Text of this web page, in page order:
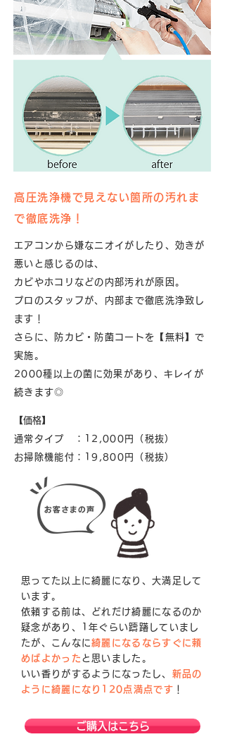
高圧洗浄機で見えない箇所の汚れま
で徹底洗浄！
エアコンから嫌なニオイがしたり、効きが
悪いと感じるのは、
カビやホコリなどの内部汚れが原因。
プロのスタッフが、内部まで徹底洗浄致し
ます！
さらに、防カビ・防菌コートを【無料】で
実施。
2000種以上の菌に効果があり、キレイが
続きます◎
​【価格】
通常タイプ ：12,000円（税抜）
お掃除機能付：19,800円（税抜）
思ってた以上に綺麗になり、大満足して
います。
依頼する前は、どれだけ綺麗になるのか
疑念があり、1年ぐらい躊躇していまし
たが、こんなに綺麗になるならすぐに頼
めばよかった と思いました。
いい香りがするようになったし、 新品の
ように綺麗になり120点満点です ！
ご購入はこちら